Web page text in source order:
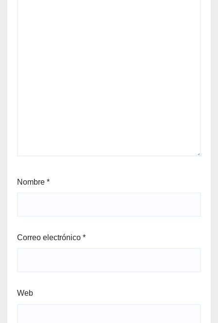
Nombre *
Correo electrónico *
Web